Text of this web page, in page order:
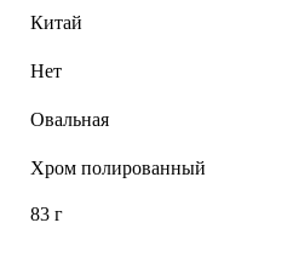
Китай
Нет
Овальная
Хром полированный
83 г